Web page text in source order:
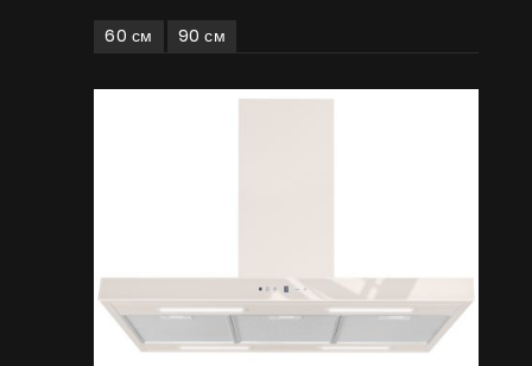
60 см 90 см